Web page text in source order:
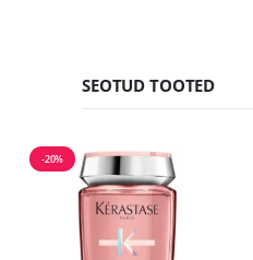
SEOTUD TOOTED
-20%